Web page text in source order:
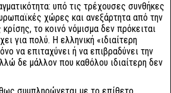
υπό τις τρέχουσες συνθήκες
χώρες και ανεξάρτητα από την
το κοινό νόμισμα δεν πρόκειται
για πολύ. Η ελληνική «ιδιαίτερη
να επιταχύνει ή να επιβραδύνει την
δε μάλλον που καθόλου ιδιαίτερη δεν